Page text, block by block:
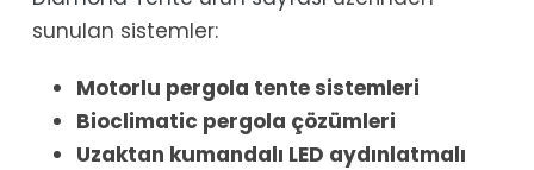
sunulan sistemler:
Motorlu pergola tente sistemleri
Bioclimatic pergola çözümleri
Uzaktan kumandalı LED aydınlatmalı